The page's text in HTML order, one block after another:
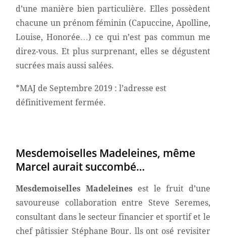
d’une manière bien particulière. Elles possèdent
chacune un prénom féminin (Capuccine, Apolline,
Louise, Honorée…) ce qui n’est pas commun me
direz-vous. Et plus surprenant, elles se dégustent
sucrées mais aussi salées.
*MAJ de Septembre 2019 : l’adresse est
définitivement fermée.
Mesdemoiselles Madeleines, même
Marcel aurait succombé…
Mesdemoiselles Madeleines est le fruit d’une
savoureuse collaboration entre Steve Seremes,
consultant dans le secteur financier et sportif et le
chef pâtissier Stéphane Bour. lls ont osé revisiter